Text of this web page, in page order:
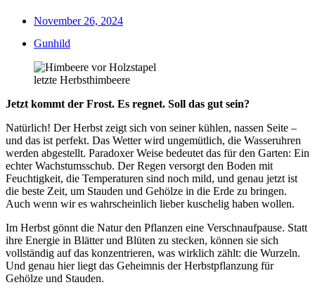
November 26, 2024
Gunhild
letzte Herbsthimbeere
Jetzt kommt der Frost. Es regnet. Soll das gut sein?
Natürlich! Der Herbst zeigt sich von seiner kühlen, nassen Seite –
und das ist perfekt. Das Wetter wird ungemütlich, die Wasseruhren
werden abgestellt. Paradoxer Weise bedeutet das für den Garten: Ein
echter Wachstumsschub. Der Regen versorgt den Boden mit
Feuchtigkeit, die Temperaturen sind noch mild, und genau jetzt ist
die beste Zeit, um Stauden und Gehölze in die Erde zu bringen.
Auch wenn wir es wahrscheinlich lieber kuschelig haben wollen.
Im Herbst gönnt die Natur den Pflanzen eine Verschnaufpause. Statt
ihre Energie in Blätter und Blüten zu stecken, können sie sich
vollständig auf das konzentrieren, was wirklich zählt: die Wurzeln.
Und genau hier liegt das Geheimnis der Herbstpflanzung für
Gehölze und Stauden.